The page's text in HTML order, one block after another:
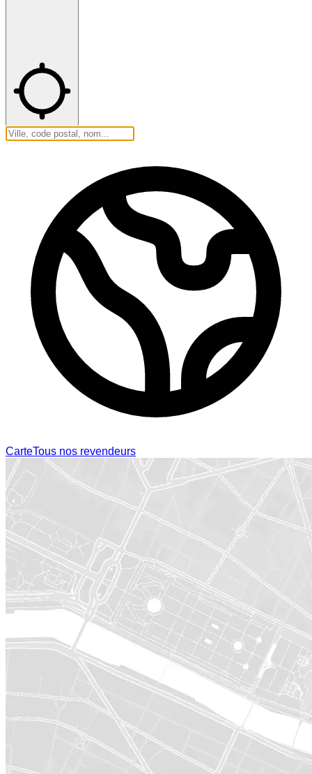
CarteTous nos revendeurs